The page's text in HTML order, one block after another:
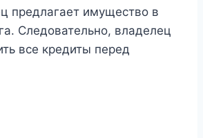
предлагает имущество в
Следовательно, владелец
все кредиты перед